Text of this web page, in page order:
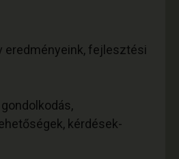
eredményeink, fejlesztési
kérdések-